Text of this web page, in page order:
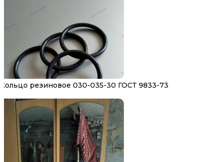
Кольцо резиновое 030-035-30 ГОСТ 9833-73